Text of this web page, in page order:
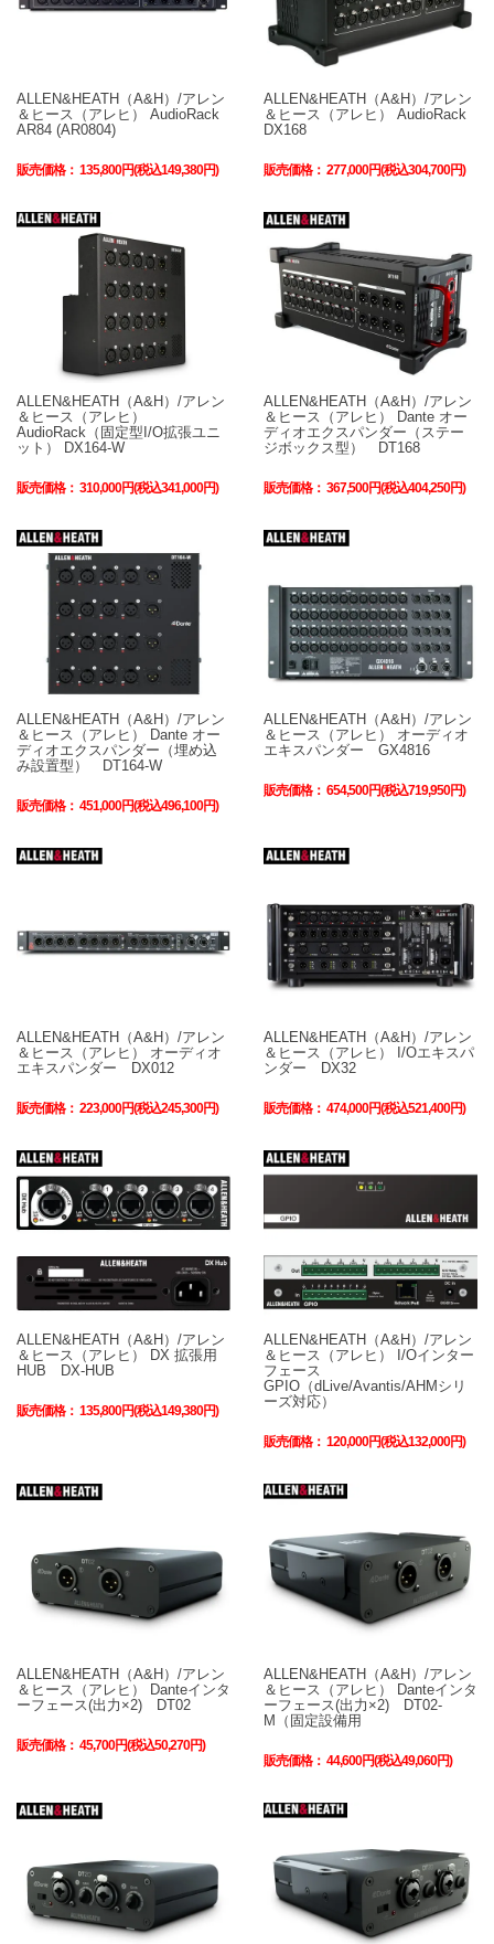
ALLEN&HEATH（A&H）/アレン
＆ヒース（アレヒ） AudioRack
AR84 (AR0804)
販売価格： 135,800円(税込149,380円)
ALLEN&HEATH（A&H）/アレン
＆ヒース（アレヒ） AudioRack
DX168
販売価格： 277,000円(税込304,700円)
ALLEN&HEATH（A&H）/アレン
＆ヒース（アレヒ）
AudioRack（固定型I/O拡張ユニ
ット） DX164-W
販売価格： 310,000円(税込341,000円)
ALLEN&HEATH（A&H）/アレン
＆ヒース（アレヒ） Dante オー
ディオエクスパンダー（ステー
ジボックス型） DT168
販売価格： 367,500円(税込404,250円)
ALLEN&HEATH（A&H）/アレン
＆ヒース（アレヒ） Dante オー
ディオエクスパンダー（埋め込
み設置型） DT164-W
販売価格： 451,000円(税込496,100円)
ALLEN&HEATH（A&H）/アレン
＆ヒース（アレヒ） オーディオ
エキスパンダー GX4816
販売価格： 654,500円(税込719,950円)
ALLEN&HEATH（A&H）/アレン
＆ヒース（アレヒ） オーディオ
エキスパンダー DX012
販売価格： 223,000円(税込245,300円)
ALLEN&HEATH（A&H）/アレン
＆ヒース（アレヒ） I/Oエキスパ
ンダー DX32
販売価格： 474,000円(税込521,400円)
ALLEN&HEATH（A&H）/アレン
＆ヒース（アレヒ） DX 拡張用
HUB DX-HUB
販売価格： 135,800円(税込149,380円)
ALLEN&HEATH（A&H）/アレン
＆ヒース（アレヒ） I/Oインター
フェース
GPIO（dLive/Avantis/AHMシリ
ーズ対応）
販売価格： 120,000円(税込132,000円)
ALLEN&HEATH（A&H）/アレン
＆ヒース（アレヒ） Danteインタ
ーフェース(出力×2) DT02
販売価格： 45,700円(税込50,270円)
ALLEN&HEATH（A&H）/アレン
＆ヒース（アレヒ） Danteインタ
ーフェース(出力×2) DT02-
M（固定設備用
販売価格： 44,600円(税込49,060円)